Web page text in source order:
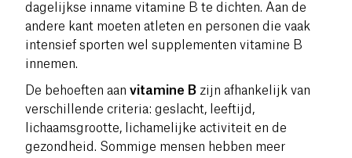
dagelijkse inname vitamine B te dichten. Aan de
andere kant moeten atleten en personen die vaak
intensief sporten wel supplementen vitamine B
innemen.
De behoeften aan vitamine B zijn afhankelijk van
verschillende criteria: geslacht, leeftijd,
lichaamsgrootte, lichamelijke activiteit en de
gezondheid. Sommige mensen hebben meer